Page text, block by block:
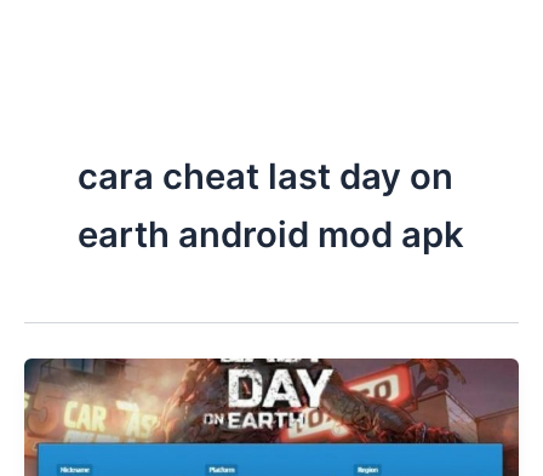
cara cheat last day on
earth android mod apk